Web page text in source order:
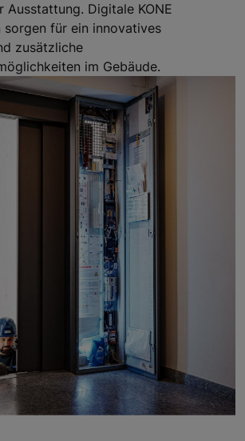
Ausstattung. Digitale KONE
sorgen für ein innovatives
zusätzliche
im Gebäude.